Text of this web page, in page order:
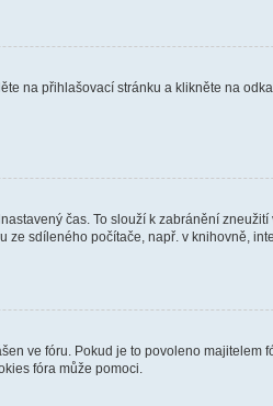
na přihlašovací stránku a klikněte na
čas. To slouží k zabránění
ze sdíleného počítače, např. v knihovně,
ve fóru. Pokud je to povoleno majitelem
fóra může pomoci.